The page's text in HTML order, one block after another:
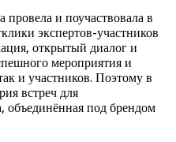
провела и поучаствовала в
экспертов-участников
открытый диалог и
мероприятия и
и участников. Поэтому в
встреч для
объединённая под брендом